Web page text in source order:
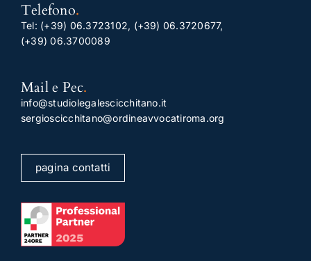
Telefono.
Tel: (+39) 06.3723102, (+39) 06.3720677,
(+39) 06.3700089
Mail e Pec.
info@studiolegalescicchitano.it
sergioscicchitano@ordineavvocatiroma.org
pagina contatti